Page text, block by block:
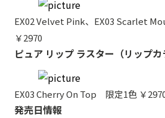
EX02 Velvet Pink、EX03 Scarlet
￥2970
ピュア リップ ラスター（リップカ
EX03 Cherry On Top 限定1色 ￥
発売日情報